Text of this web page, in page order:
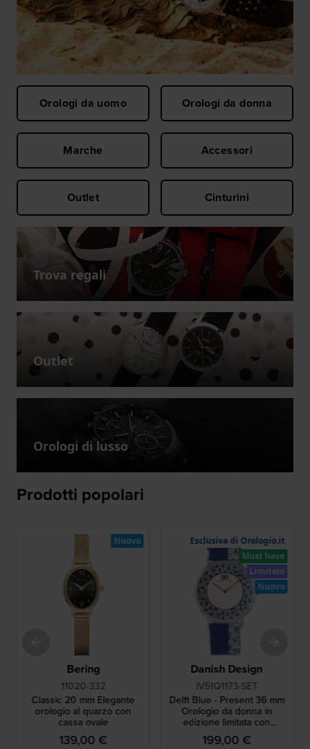
Orologi da uomo
Marche
Outlet
Orologi da donna
Accessori
Cinturini
Trova regali
Outlet
Orologi di lusso
Prodotti popolari
Bering
11020-332
Classic 20 mm Elegante
orologio al quarzo con
cassa ovale
139,00 €
Nuovo
Danish Design
IV51Q1173-SET
Delft Blue - Present 36 mm
Orologio da donna in
edizione limitata con
esclusivo ciondolo blu delft
199,00 €
Esclusiva di Orologio.it
Must have
Limitato
Nuovo